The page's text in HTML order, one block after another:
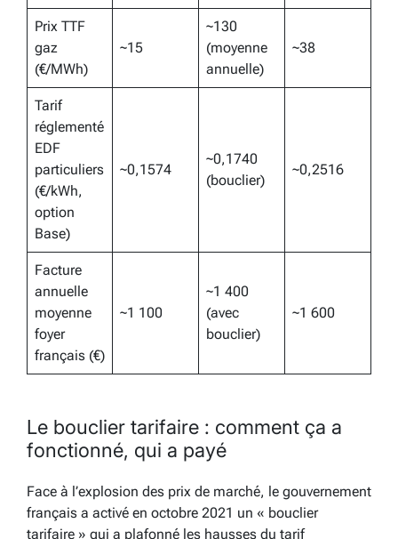
Prix TTF
gaz
(€/MWh)
~15
~130
(moyenne
annuelle)
~38
Tarif
réglementé
EDF
particuliers
(€/kWh,
option
Base)
~0,1574
~0,1740
(bouclier)
~0,2516
Facture
annuelle
moyenne
foyer
français (€)
~1 100
~1 400
(avec
bouclier)
~1 600
Le bouclier tarifaire : comment ça a
fonctionné, qui a payé
Face à l’explosion des prix de marché, le gouvernement
français a activé en octobre 2021 un « bouclier
tarifaire » qui a plafonné les hausses du tarif